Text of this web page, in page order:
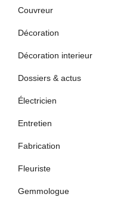
Couvreur
Décoration
Décoration interieur
Dossiers & actus
Électricien
Entretien
Fabrication
Fleuriste
Gemmologue